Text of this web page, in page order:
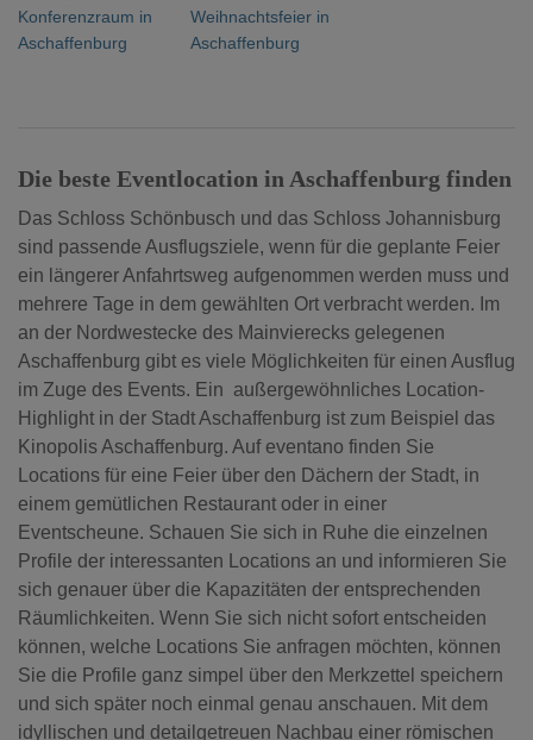
Konferenzraum in
Aschaffenburg
Weihnachtsfeier in
Aschaffenburg
Die beste Eventlocation in Aschaffenburg finden
Das Schloss Schönbusch und das Schloss Johannisburg
sind passende Ausflugsziele, wenn für die geplante Feier
ein längerer Anfahrtsweg aufgenommen werden muss und
mehrere Tage in dem gewählten Ort verbracht werden. Im
an der Nordwestecke des Mainvierecks gelegenen
Aschaffenburg gibt es viele Möglichkeiten für einen Ausflug
im Zuge des Events. Ein außergewöhnliches Location-
Highlight in der Stadt Aschaffenburg ist zum Beispiel das
Kinopolis Aschaffenburg. Auf eventano finden Sie
Locations für eine Feier über den Dächern der Stadt, in
einem gemütlichen Restaurant oder in einer
Eventscheune. Schauen Sie sich in Ruhe die einzelnen
Profile der interessanten Locations an und informieren Sie
sich genauer über die Kapazitäten der entsprechenden
Räumlichkeiten. Wenn Sie sich nicht sofort entscheiden
können, welche Locations Sie anfragen möchten, können
Sie die Profile ganz simpel über den Merkzettel speichern
und sich später noch einmal genau anschauen. Mit dem
idyllischen und detailgetreuen Nachbau einer römischen